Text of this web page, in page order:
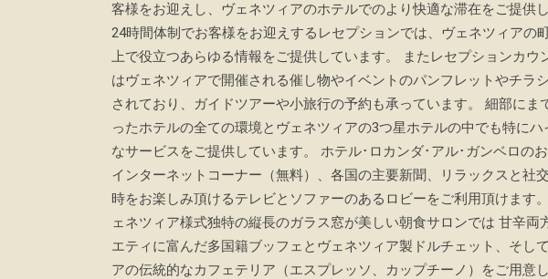
客様をお迎えし、ヴェネツィアのホテルでのより快適な滞在をご提供
24時間体制でお客様をお迎えするレセプションでは、ヴェネツィアの
上で役立つあらゆる情報をご提供しています。 またレセプションカウ
はヴェネツィアで開催される催し物やイベントのパンフレットやチラ
されており、ガイドツアーや小旅行の予約も承っています。 細部にま
ったホテルの全ての環境とヴェネツィアの3つ星ホテルの中でも特にハ
なサービスをご提供しています。 ホテル･ロカンダ･アル･ガンベロの
インターネットコーナー（無料）、各国の主要新聞、リラックスと社
時をお楽しみ頂けるテレビとソファーのあるロビーをご利用頂けます
ェネツィア様式独特の縦長のガラス窓が美しい朝食サロンでは 甘辛両
エティに富んだ多国籍ブッフェとヴェネツィア製ドルチェット、そし
アの伝統的なカフェテリア（エスプレッソ、カップチーノ）をご用意